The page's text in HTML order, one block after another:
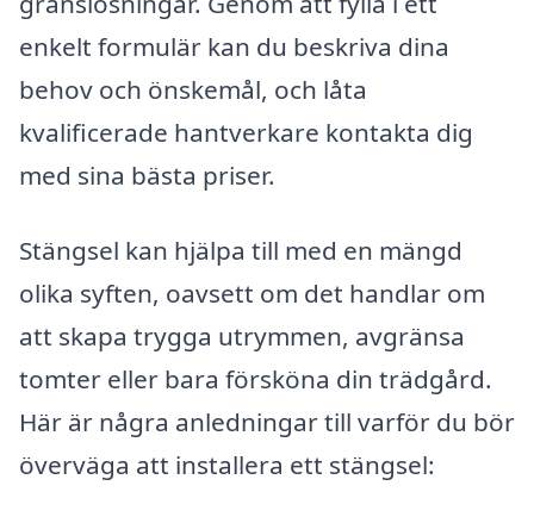
enkelt formulär kan du beskriva dina
behov och önskemål, och låta
kvalificerade hantverkare kontakta dig
med sina bästa priser.
Stängsel kan hjälpa till med en mängd
olika syften, oavsett om det handlar om
att skapa trygga utrymmen, avgränsa
tomter eller bara försköna din trädgård.
Här är några anledningar till varför du bör
överväga att installera ett stängsel: